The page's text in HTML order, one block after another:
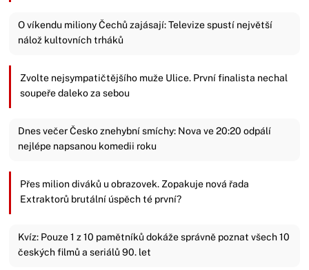
O víkendu miliony Čechů zajásají: Televize spustí největší
nálož kultovních trháků
Zvolte nejsympatičtějšího muže Ulice. První finalista nechal
soupeře daleko za sebou
Dnes večer Česko znehybní smíchy: Nova ve 20:20 odpálí
nejlépe napsanou komedii roku
Přes milion diváků u obrazovek. Zopakuje nová řada
Extraktorů brutální úspěch té první?
Kvíz: Pouze 1 z 10 pamětníků dokáže správně poznat všech 10
českých filmů a seriálů 90. let